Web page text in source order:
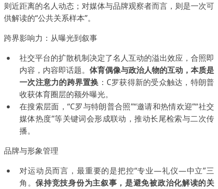
则近距离的名人动态；对媒体与品牌观察者而言，则是一次可
供解读的“公共关系样本”。
跨界影响力：从曝光到叙事
社交平台的扩散机制决定了名人互动的溢出效应，合照即
内容，内容即话题。 体育偶像与政治人物的互动，本质是
一次注意力的跨界置换 ：C罗获得新的受众触达，特朗普
收获体育圈层的额外曝光。
在搜索层面，“C罗与特朗普合照”“邀请和热情欢迎”“社交
媒体热度”等关键词会形成联动，推动长尾检索与二次传
播。
品牌与形象管理
对运动员而言，最重要的是把控“专业—礼仪—中立”三
角。保持竞技身份为主叙事，是避免被政治化解读的关